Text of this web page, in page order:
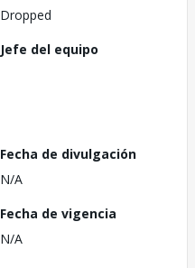
Dropped
Jefe del equipo
Fecha de divulgación
N/A
Fecha de vigencia
N/A